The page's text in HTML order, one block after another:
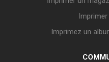
Imprimez un